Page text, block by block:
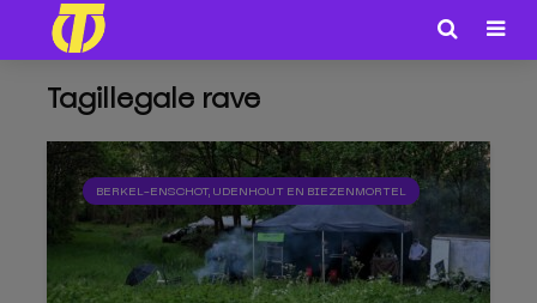
Tagillegale rave
BERKEL-ENSCHOT, UDENHOUT EN BIEZENMORTEL